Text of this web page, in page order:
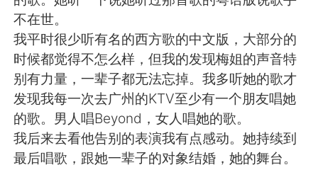
简体中文
Español العربية
Français Deutsch
日本語 한국어
不在世。
我平时很少听有名的西方歌的中文版，大部分的
时候都觉得不怎么样，但我的发现梅姐的声音特
别有力量，一辈子都无法忘掉。我多听她的歌才
发现我每一次去广州的KTV至少有一个朋友唱她
的歌。男人唱Beyond，女人唱她的歌。
我后来去看他告别的表演我有点感动。她持续到
最后唱歌，跟她一辈子的对象结婚，她的舞台。